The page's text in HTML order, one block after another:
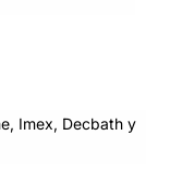
Imex, Decbath y